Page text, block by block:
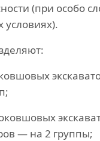
(при особо
условиях).
— на 2 группы;